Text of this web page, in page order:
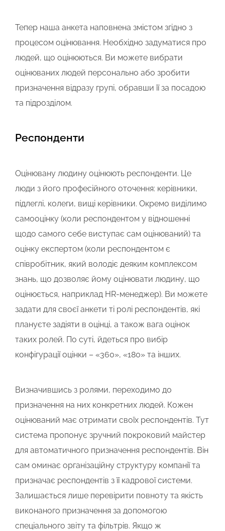
Тепер наша анкета наповнена змістом згідно з
процесом оцінювання. Необхідно задуматися про
людей, що оцінюються. Ви можете вибрати
оцінюваних людей персонально або зробити
призначення відразу групі, обравши її за посадою
та підрозділом.
Респонденти
Оцінювану людину оцінюють респонденти. Це
люди з його професійного оточення: керівники,
підлеглі, колеги, вищі керівники. Окремо виділимо
самооцінку (коли респондентом у відношенні
щодо самого себе виступає сам оцінюваний) та
оцінку експертом (коли респондентом є
співробітник, який володіє деяким комплексом
знань, що дозволяє йому оцінювати людину, що
оцінюється, наприклад HR-менеджер). Ви можете
задати для своєї анкети ті ролі респондентів, які
плануєте задіяти в оцінці, а також вага оцінок
таких ролей. По суті, йдеться про вибір
конфігурації оцінки – «360», «180» та інших.
Визначившись з ролями, переходимо до
призначення на них конкретних людей. Кожен
оцінюваний має отримати своїх респондентів. Тут
система пропонує зручний покроковий майстер
для автоматичного призначення респондентів. Він
сам оминає організаційну структуру компанії та
призначає респондентів з її кадрової системи.
Залишається лише перевірити повноту та якість
виконаного призначення за допомогою
спеціального звіту та фільтрів. Якщо ж